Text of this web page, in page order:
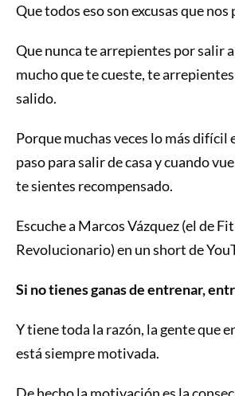
Que todos eso son excusas que nos
Que nunca te arrepientes por salir
mucho que te cueste, te
salido.
Porque muchas veces lo más difícil
paso para salir de casa y cuando
te sientes recompensado.
Escuche a Marcos Vázquez (el de
Revolucionario) en un short de
Si no tienes ganas de entrenar,
Y tiene toda la razón, la gente que
está siempre motivada.
De hecho la motivación es la